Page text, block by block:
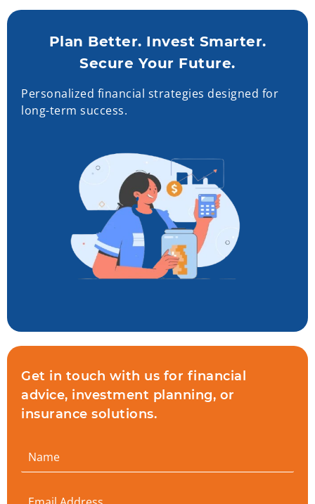
Plan Better. Invest Smarter.
Secure Your Future.
Personalized financial strategies designed for
long-term success.
Get in touch with us for financial
advice, investment planning, or
insurance solutions.